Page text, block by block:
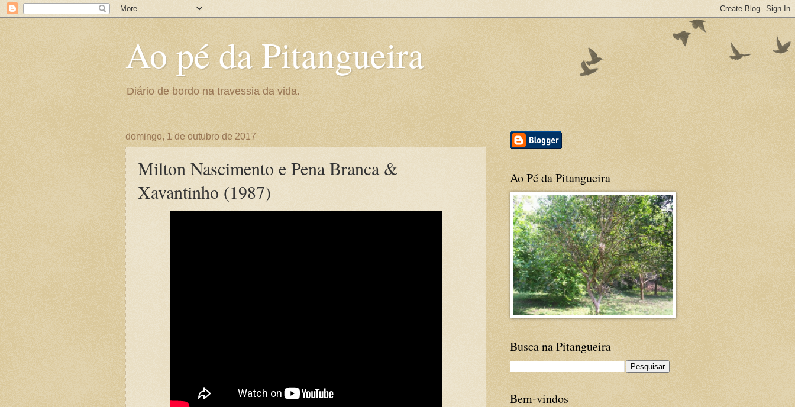
Ao pé da Pitangueira
Diário de bordo na travessia da vida.
domingo, 1 de outubro de 2017
Milton Nascimento e Pena Branca &
Xavantinho (1987)
Ao Pé da Pitangueira
Busca na Pitangueira
Bem-vindos